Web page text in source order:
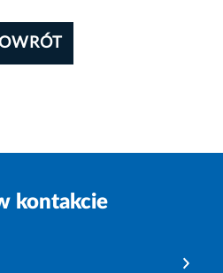
kontakcie